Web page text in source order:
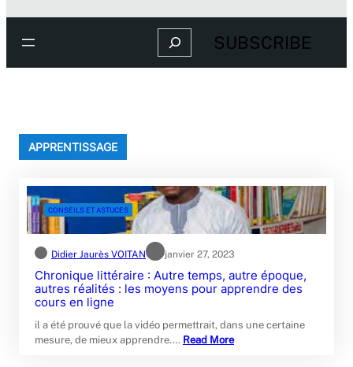
Search SUBSCRIBE
APPRENTISSAGE
CONSEILS ET ASTUCES
Didier Jaurès VOITAN janvier 27, 2023
Chronique littéraire : Autre temps, autre époque,
autres réalités : les moyens pour apprendre des
cours en ligne
il a été prouvé que la vidéo permettrait, dans une certaine
mesure, de mieux apprendre.… Read More